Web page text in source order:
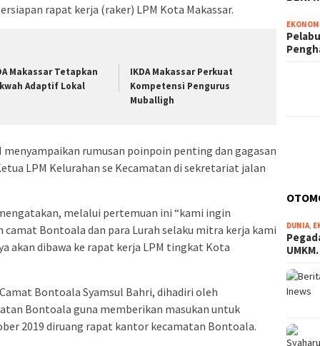
rapat kerja (raker) LPM Kota Makassar.
Makassar Tetapkan
Adaptif Lokal
IKDA Makassar Perkuat
Kompetensi Pengurus
Muballigh
rumusan poinpoin penting dan gagasan
LPM Kelurahan se Kecamatan di sekretariat jalan
melalui pertemuan ini “kami ingin
camat Bontoala dan para Lurah selaku mitra kerja kami
akan dibawa ke rapat kerja LPM tingkat Kota
Bontoala Syamsul Bahri, dihadiri oleh
Bontoala guna memberikan masukan untuk
2019 diruang rapat kantor kecamatan Bontoala.
DUNIA,